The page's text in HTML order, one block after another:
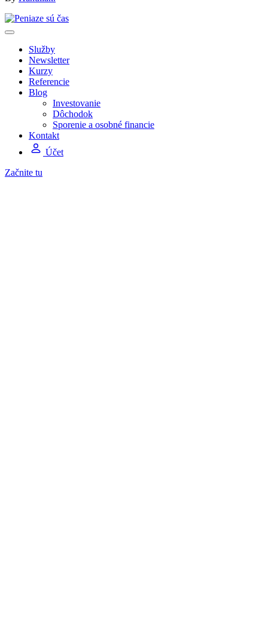
Služby
Newsletter
Kurzy
Referencie
Blog
Investovanie
Dôchodok
Sporenie a osobné financie
Kontakt
Účet
Začnite tu